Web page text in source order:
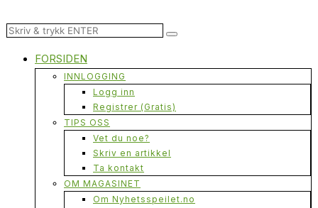
FORSIDEN
INNLOGGING
Logg inn
Registrer (Gratis)
TIPS OSS
Vet du noe?
Skriv en artikkel
Ta kontakt
OM MAGASINET
Om Nyhetsspeilet.no